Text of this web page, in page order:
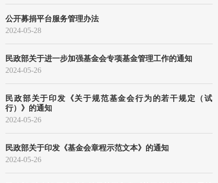
公开募捐平台服务管理办法
2024-05-28
民政部关于进一步加强基金会专项基金管理工作的通知
2024-05-26
民政部关于印发《关于规范基金会行为的若干规定（试
行）》的通知
2024-05-26
民政部关于印发《基金会章程示范文本》的通知
2024-05-26